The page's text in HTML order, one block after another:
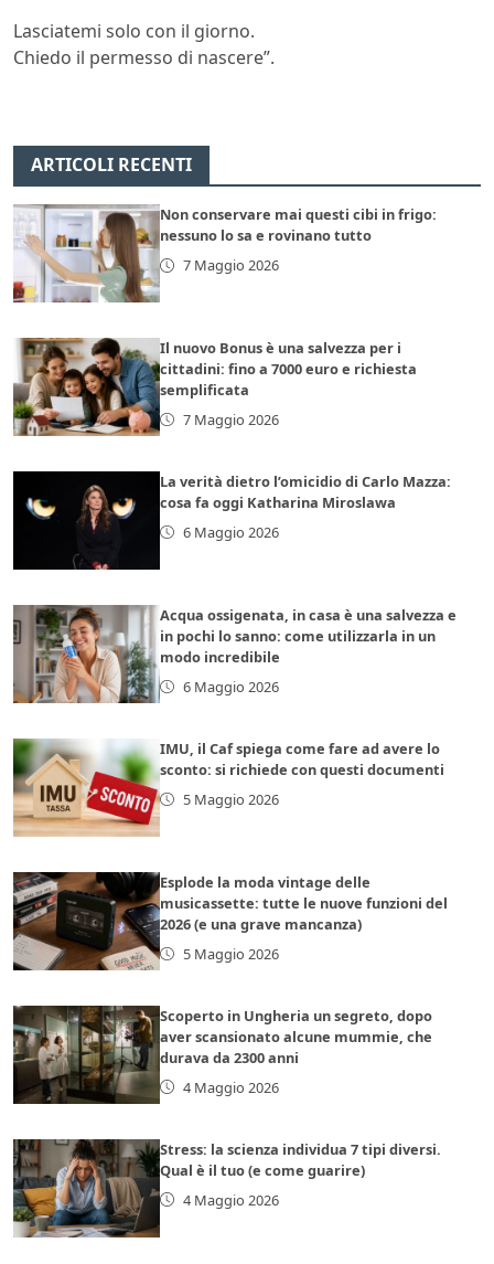
Lasciatemi solo con il giorno.
Chiedo il permesso di nascere”.
ARTICOLI RECENTI
Non conservare mai questi cibi in frigo:
nessuno lo sa e rovinano tutto
7 Maggio 2026
Il nuovo Bonus è una salvezza per i
cittadini: fino a 7000 euro e richiesta
semplificata
7 Maggio 2026
La verità dietro l’omicidio di Carlo Mazza:
cosa fa oggi Katharina Miroslawa
6 Maggio 2026
Acqua ossigenata, in casa è una salvezza e
in pochi lo sanno: come utilizzarla in un
modo incredibile
6 Maggio 2026
IMU, il Caf spiega come fare ad avere lo
sconto: si richiede con questi documenti
5 Maggio 2026
Esplode la moda vintage delle
musicassette: tutte le nuove funzioni del
2026 (e una grave mancanza)
5 Maggio 2026
Scoperto in Ungheria un segreto, dopo
aver scansionato alcune mummie, che
durava da 2300 anni
4 Maggio 2026
Stress: la scienza individua 7 tipi diversi.
Qual è il tuo (e come guarire)
4 Maggio 2026